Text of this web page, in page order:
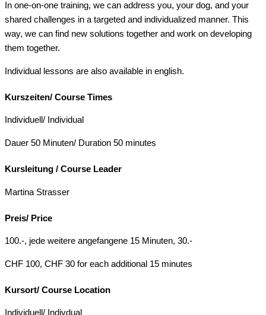
In one-on-one training, we can address you, your dog, and your
shared challenges in a targeted and individualized manner. This
way, we can find new solutions together and work on developing
them together.
Individual lessons are also available in english.
Kurszeiten/ Course Times
Individuell/ Individual
Dauer 50 Minuten/ Duration 50 minutes
Kursleitung / Course Leader
Martina Strasser
Preis/ Price
100.-, jede weitere angefangene 15 Minuten, 30.-
CHF 100, CHF 30 for each additional 15 minutes
Kursort/ Course Location
Individuell/ Indivdual